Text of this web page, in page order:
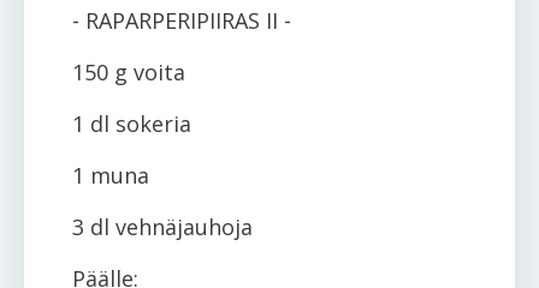
- RAPARPERIPIIRAS II -
150 g voita
1 dl sokeria
1 muna
3 dl vehnäjauhoja
Päälle: